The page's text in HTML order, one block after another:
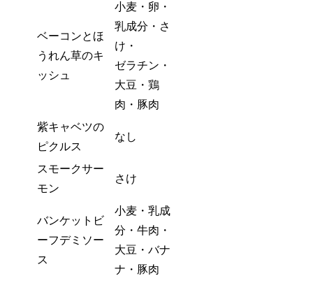
ベーコンとほ
うれん草のキ
ッシュ
小麦・卵・
乳成分・さ
け・
ゼラチン・
大豆・鶏
肉・豚肉
紫キャベツの
ピクルス
なし
スモークサー
モン
さけ
バンケットビ
ーフデミソー
ス
小麦・乳成
分・牛肉・
大豆・バナ
ナ・豚肉